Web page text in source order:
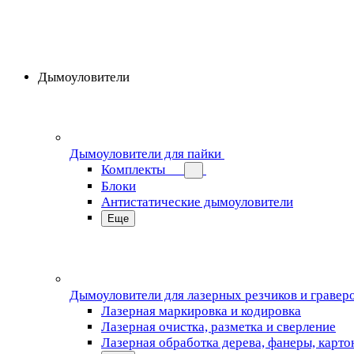
Дымоуловители
Дымоуловители для пайки
Комплекты
Блоки
Антистатические дымоуловители
Еще
Дымоуловители для лазерных резчиков и
Лазерная маркировка и кодировка
Лазерная очистка, разметка и сверление
Лазерная обработка дерева, фанеры,